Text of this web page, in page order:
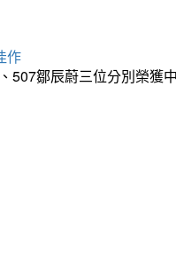
作
507鄒辰蔚三位分別榮獲